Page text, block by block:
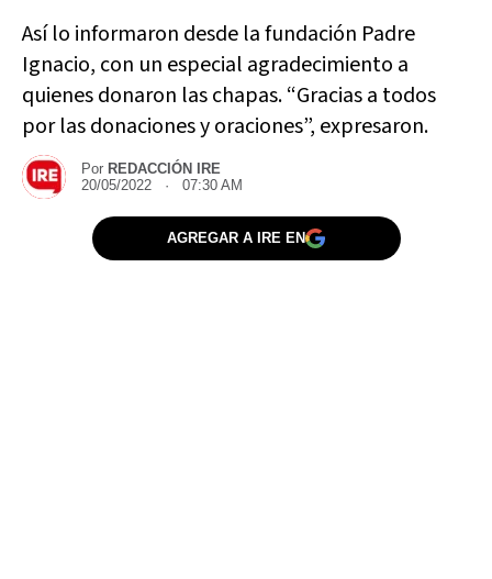
Así lo informaron desde la fundación Padre
Ignacio, con un especial agradecimiento a
quienes donaron las chapas. “Gracias a todos
por las donaciones y oraciones”, expresaron.
Por REDACCIÓN IRE
20/05/2022 · 07:30 AM
AGREGAR A IRE EN